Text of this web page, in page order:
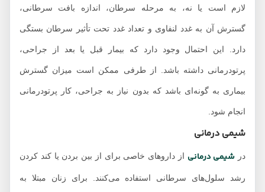
لازم است یا نه، به مرحله سرطان، اندازه بافت سرطانی،
گسترش آن به غدد لنفاوی و تعداد غدد تحت تأثیر سرطان بستگی
دارد. این احتمال وجود دارد که بیمار قبل یا بعد از جراحی،
پرتودرمانی داشته باشد. از طرفی ممکن است میزان گسترش
بیماری به گونه‌ای باشد که بدون نیاز به جراحی، کار پرتودرمانی
انجام شود.
شیمی درمانی
شیمی درمانیاز داروهای خاصی برای از بین بردن یا کند کردن
رشد سلول‌های سرطانی استفاده می‌کنند. برای زنان مبتلا به